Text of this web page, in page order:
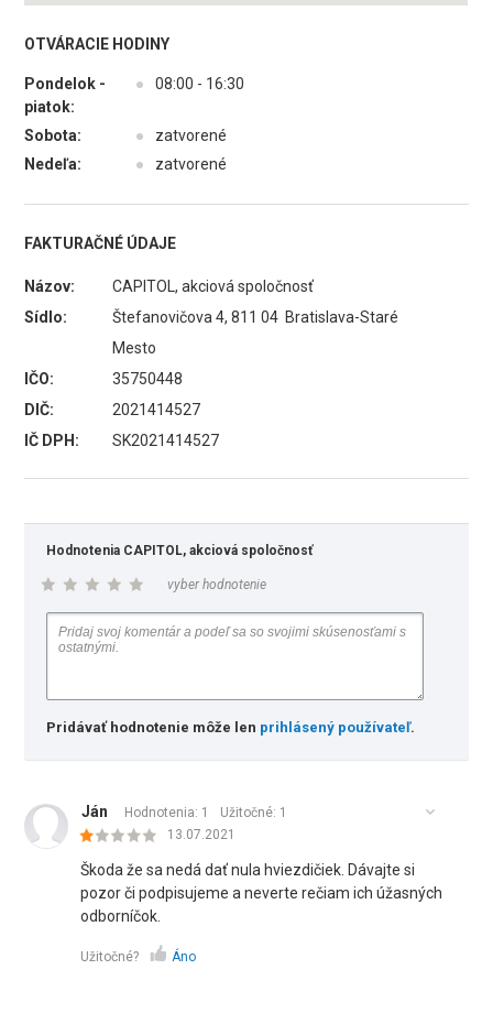
OTVÁRACIE HODINY
Pondelok -
piatok:
● 08:00 - 16:30
Sobota: ●
zatvorené
Nedeľa:
● zatvorené
FAKTURAČNÉ ÚDAJE
Názov:
CAPITOL, akciová spoločnosť
Sídlo:
Štefanovičova 4, 811 04 Bratislava-Staré
Mesto
IČO:
35750448
DIČ:
2021414527
IČ DPH:
SK2021414527
Hodnotenia CAPITOL, akciová spoločnosť
vyber hodnotenie
Pridávať hodnotenie môže len prihlásený používateľ.
Ján Hodnotenia: 1 Užitočné: 1
13.07.2021
Škoda že sa nedá dať nula hviezdičiek. Dávajte si
pozor či podpisujeme a neverte rečiam ich úžasných
odborníčok.
Užitočné? Áno